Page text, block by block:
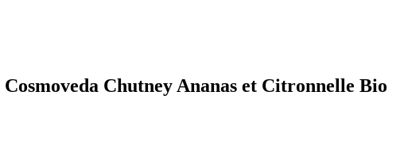
Chutney Ananas et Citronnelle Bio